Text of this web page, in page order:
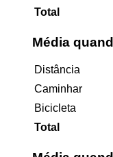
Total
Média
Distância
Caminhar
Bicicleta
Total